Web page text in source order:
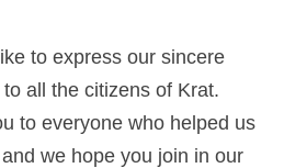
to express our sincere
all the citizens of Krat.
to everyone who helped us
we hope you join in our